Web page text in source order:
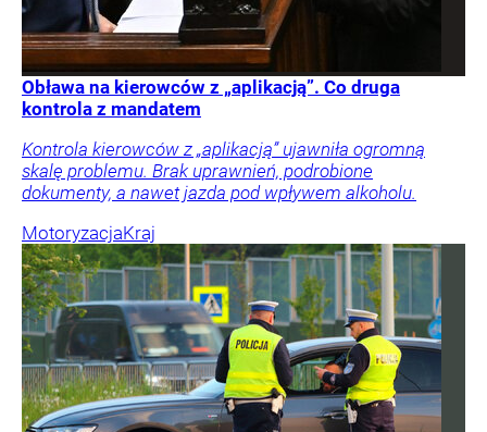
Obława na kierowców z „aplikacją”. Co druga
kontrola z mandatem
Kontrola kierowców z „aplikacją” ujawniła ogromną
skalę problemu. Brak uprawnień, podrobione
dokumenty, a nawet jazda pod wpływem alkoholu.
MotoryzacjaKraj